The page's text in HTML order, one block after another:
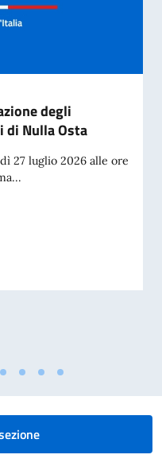
degli
Nulla Osta
27 luglio 2026 alle ore
degli appuntamenti per i